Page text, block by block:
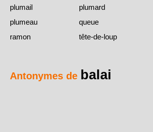
plumail
plumard
plumeau
queue
ramon
tête-de-loup
Antonymes de balai